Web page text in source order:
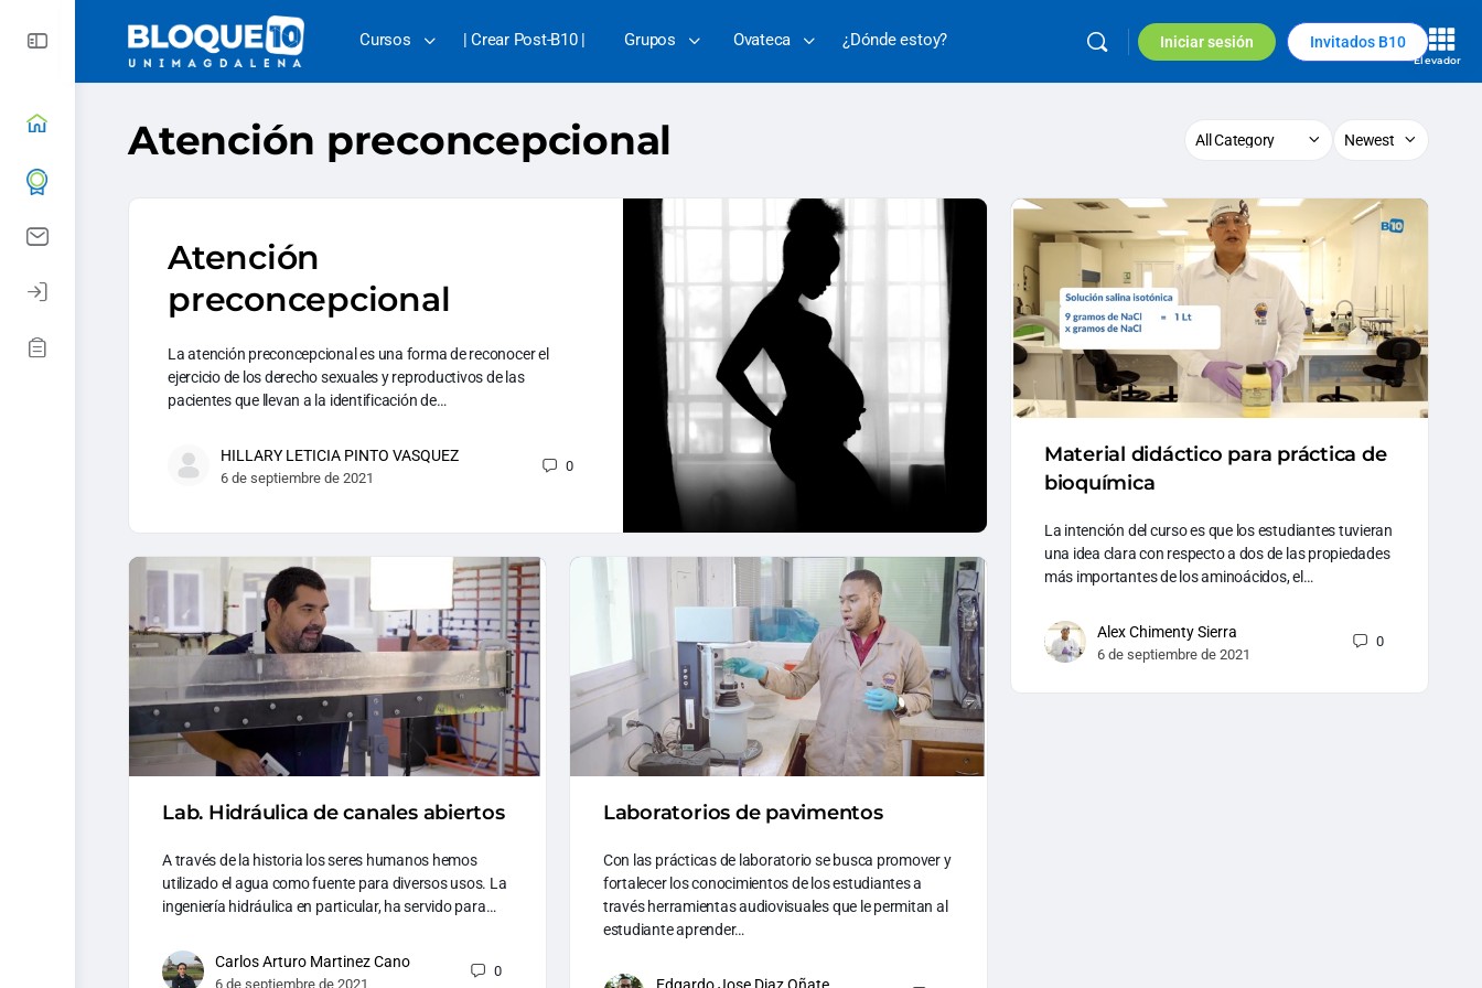
Cursos | Crear Post-B10 | Grupos Ovateca ¿Dónde estoy? Iniciar sesión Invitados B10
Atención preconcepcional
Atención
preconcepcional
La atención preconcepcional es una forma de reconocer el
ejercicio de los derecho sexuales y reproductivos de las
pacientes que llevan a la identificación de…
HILLARY LETICIA PINTO VASQUEZ
6 de septiembre de 2021
0
Material didáctico para práctica de
bioquímica
La intención del curso es que los estudiantes tuvieran
una idea clara con respecto a dos de las propiedades
más importantes de los aminoácidos, el…
Alex Chimenty Sierra
6 de septiembre de 2021
0
Lab. Hidráulica de canales abiertos
A través de la historia los seres humanos hemos
utilizado el agua como fuente para diversos usos. La
ingeniería hidráulica en particular, ha servido para…
Carlos Arturo Martinez Cano
6 de septiembre de 2021
0
Laboratorios de pavimentos
Con las prácticas de laboratorio se busca promover y
fortalecer los conocimientos de los estudiantes a
través herramientas audiovisuales que le permitan al
estudiante aprender…
Edgardo Jose Diaz Oñate
Elevador